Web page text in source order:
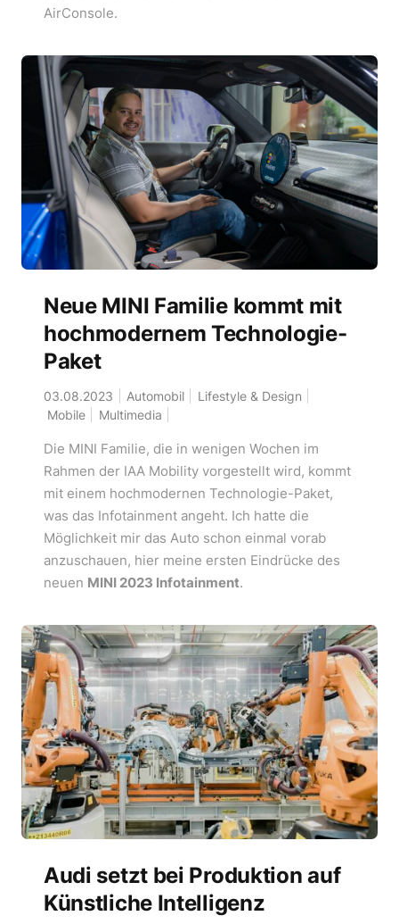
AirConsole.
Neue MINI Familie kommt mit
hochmodernem Technologie-
Paket
03.08.2023 Automobil
Lifestyle & Design
Mobile
Multimedia
Die MINI Familie, die in wenigen Wochen im
Rahmen der IAA Mobility vorgestellt wird, kommt
mit einem hochmodernen Technologie-Paket,
was das Infotainment angeht. Ich hatte die
Möglichkeit mir das Auto schon einmal vorab
anzuschauen, hier meine ersten Eindrücke des
neuen MINI 2023 Infotainment.
Audi setzt bei Produktion auf
Künstliche Intelligenz